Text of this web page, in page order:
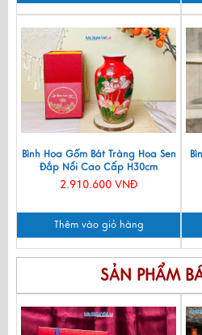
Bình Hoa Gốm Bát Tràng Hoa Sen
Đắp Nổi Cao Cấp H30cm
LHGML01-4
2.910.600 VNĐ
Thêm vào giỏ hàng
SẢN PHẨM